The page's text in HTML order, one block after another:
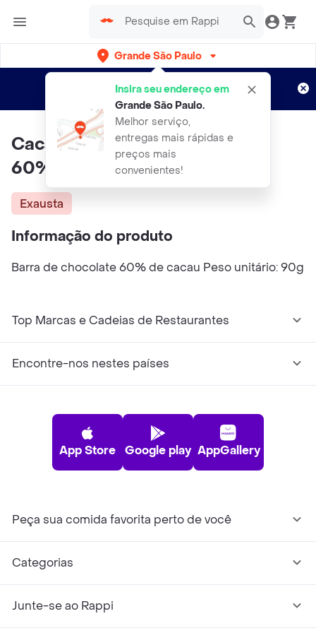
Grande São Paulo
Insira seu endereço em
Grande São Paulo.
Melhor serviço,
entregas mais rápidas e
preços mais
convenientes!
Entregas grátis por 15 dias!
Aplicam T&C
Cacau Noir Barra De Chocolate
60% Cacau
Exausta
Informação do produto
Barra de chocolate 60% de cacau Peso unitário: 90g
Top Marcas e Cadeias de Restaurantes
Encontre-nos nestes países
App Store Google play AppGallery
Peça sua comida favorita perto de você
Categorias
Junte-se ao Rappi